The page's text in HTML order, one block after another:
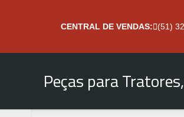
CENTRAL DE VENDAS: (51)
Peças para